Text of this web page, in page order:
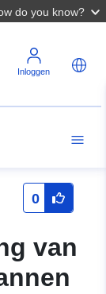
do you know?
Inloggen
0
van